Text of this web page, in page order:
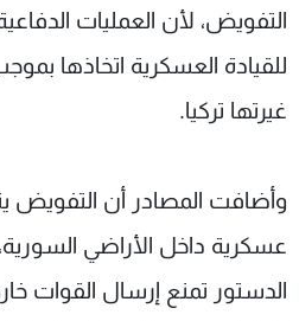
التفويض، لأن العمليات
للقيادة العسكرية اتخاذها
غيرتها تركيا.
وأضافت المصادر أن التفويض
الدستور تمنع إرسال القوات